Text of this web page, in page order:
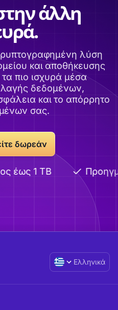
άλλη
λύση
και αποθήκευσης
πιο ισχυρά μέσα
δεδομένων,
και το απόρρητο
σας.
δωρεάν
1 TB
Ελληνικά